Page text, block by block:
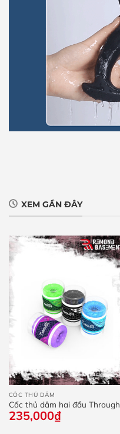
XEM GẦN ĐÂY
CỐC THỦ DÂM
Cốc thủ dâm hai đầu Through
235,000₫